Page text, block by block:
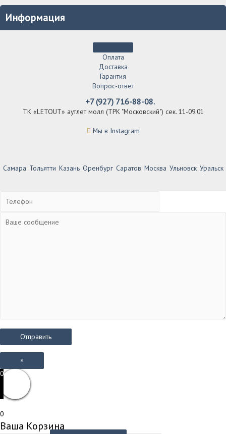
Информация
Оплата
Доставка
Гарантия
Вопрос-ответ
+7 (927) 716-88-08.
ТК «LETOUT» аутлет молл (ТРК "Московский") сек. 11-09.01
Мы в Instagram
Самара Тольятти Казань Оренбург Саратов Москва Ульновск Уральск
×
0
0
Ваша Корзина